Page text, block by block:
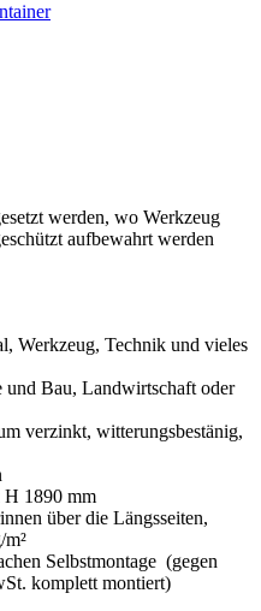
werden, wo Werkzeug
aufbewahrt werden
Werkzeug, Technik und vieles
und Bau, Landwirtschaft oder
verzinkt, witterungsbestänig,
H 1890 mm
über die Längsseiten,
Selbstmontage (gegen
komplett montiert)